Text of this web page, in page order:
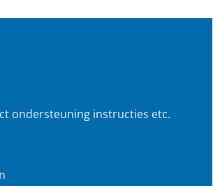
ondersteuning instructies etc.